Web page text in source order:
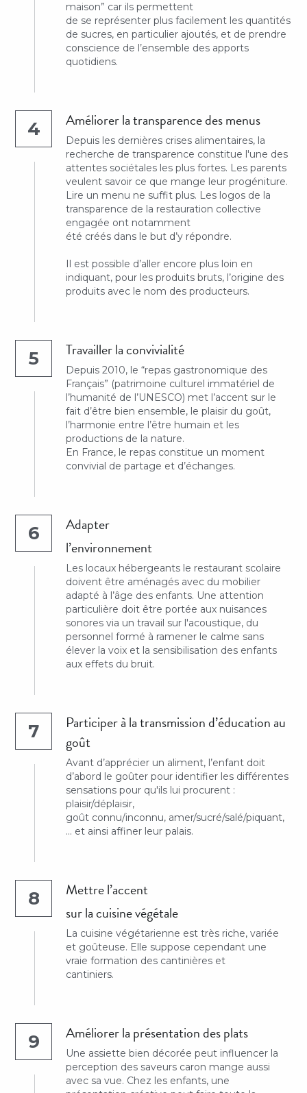
maison” car ils permettent
de se représenter plus facilement les quantités
de sucres, en particulier ajoutés, et de prendre
conscience de l’ensemble des apports
quotidiens.
4 Améliorer la transparence des menus
Depuis les dernières crises alimentaires, la
recherche de transparence constitue l'une des
attentes sociétales les plus fortes. Les parents
veulent savoir ce que mange leur progéniture.
Lire un menu ne suffit plus. Les logos de la
transparence de la restauration collective
engagée ont notamment
été créés dans le but d’y répondre.
Il est possible d’aller encore plus loin en
indiquant, pour les produits bruts, l’origine des
produits avec le nom des producteurs.
5 Travailler la convivialité
Depuis 2010, le “repas gastronomique des
Français” (patrimoine culturel immatériel de
l’humanité de l’UNESCO) met l’accent sur le
fait d’être bien ensemble, le plaisir du goût,
l’harmonie entre l’être humain et les
productions de la nature.
En France, le repas constitue un moment
convivial de partage et d’échanges.
6
Adapter
l’environnement
Les locaux hébergeants le restaurant scolaire
doivent être aménagés avec du mobilier
adapté à l’âge des enfants. Une attention
particulière doit être portée aux nuisances
sonores via un travail sur l'acoustique, du
personnel formé à ramener le calme sans
élever la voix et la sensibilisation des enfants
aux effets du bruit.
7
Participer à la transmission d’éducation au
goût
Avant d’apprécier un aliment, l’enfant doit
d’abord le goûter pour identifier les différentes
sensations pour qu'ils lui procurent :
plaisir/déplaisir,
goût connu/inconnu, amer/sucré/salé/piquant,
... et ainsi affiner leur palais.
8
Mettre l’accent
sur la cuisine végétale
La cuisine végétarienne est très riche, variée
et goûteuse. Elle suppose cependant une
vraie formation des cantinières et
cantiniers.
9 Améliorer la présentation des plats
Une assiette bien décorée peut influencer la
perception des saveurs caron mange aussi
avec sa vue. Chez les enfants, une